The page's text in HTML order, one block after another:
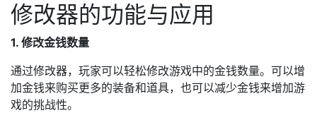
修改器的功能与应用
1. 修改金钱数量
通过修改器，玩家可以轻松修改游戏中的金钱数量。可以增
加金钱来购买更多的装备和道具，也可以减少金钱来增加游
戏的挑战性。